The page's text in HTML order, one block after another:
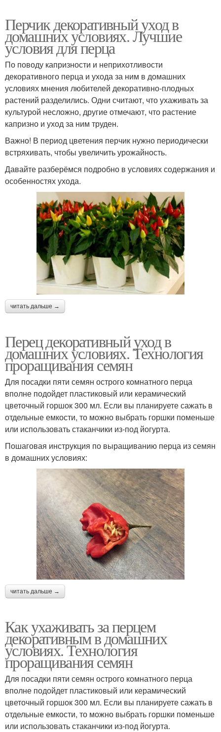
Перчик декоративный уход в
домашних условиях. Лучшие
условия для перца
По поводу капризности и неприхотливости
декоративного перца и ухода за ним в домашних
условиях мнения любителей декоративно-плодных
растений разделились. Одни считают, что ухаживать за
культурой несложно, другие отмечают, что растение
капризно и уход за ним труден.
Важно! В период цветения перчик нужно периодически
встряхивать, чтобы увеличить урожайность.
Давайте разберёмся подробно в условиях содержания и
особенностях ухода.
читать дальше →
Перец декоративный уход в
домашних условиях. Технология
проращивания семян
Для посадки пяти семян острого комнатного перца
вполне подойдет пластиковый или керамический
цветочный горшок 300 мл. Если вы планируете сажать в
отдельные емкости, то можно выбрать горшки поменьше
или использовать стаканчики из-под йогурта.
Пошаговая инструкция по выращиванию перца из семян
в домашних условиях:
читать дальше →
Как ухаживать за перцем
декоративным в домашних
условиях. Технология
проращивания семян
Для посадки пяти семян острого комнатного перца
вполне подойдет пластиковый или керамический
цветочный горшок 300 мл. Если вы планируете сажать в
отдельные емкости, то можно выбрать горшки поменьше
или использовать стаканчики из-под йогурта.